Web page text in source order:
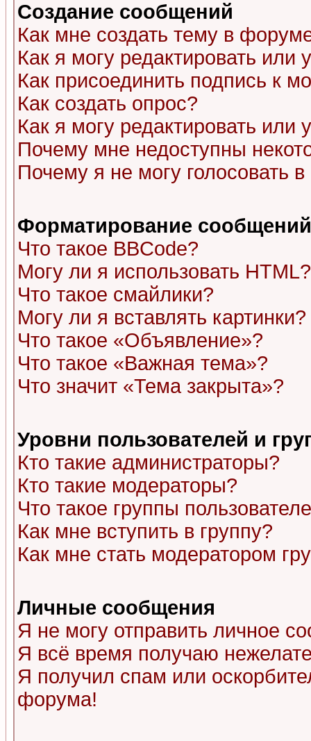
Создание сообщений
Как мне создать тему в
Как я могу редактировать или
Как присоединить подпись к
Как создать опрос?
Как я могу редактировать или
Почему мне недоступны
Почему я не могу голосовать
Форматирование
Что такое BBCode?
Могу ли я использовать HTML?
Что такое смайлики?
Могу ли я вставлять картинки?
Что такое «Объявление»?
Что такое «Важная тема»?
Что значит «Тема закрыта»?
Уровни пользователей и
Кто такие администраторы?
Кто такие модераторы?
Что такое группы
Как мне вступить в группу?
Как мне стать модератором
Личные сообщения
Я не могу отправить личное
Я всё время получаю
Я получил спам или
форума!